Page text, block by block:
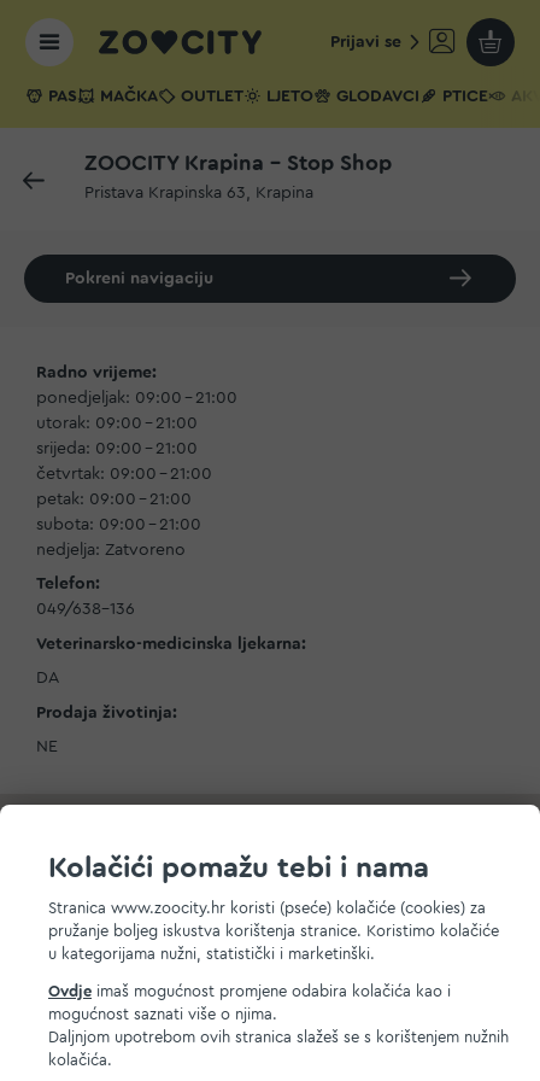
Kolačići pomažu tebi i nama
Stranica www.zoocity.hr koristi (pseće) kolačiće (cookies) za
pružanje boljeg iskustva korištenja stranice. Koristimo kolačiće
u kategorijama nužni, statistički i marketinški.
Ovdje imaš mogućnost promjene odabira kolačića kao i
mogućnost saznati više o njima.
Daljnjom upotrebom ovih stranica slažeš se s korištenjem nužnih
kolačića.
Prijavi se
Moja
PAS MAČKA OUTLET LJETO GLODAVCI PTICE
ZOOCITY Krapina - Stop Shop
Pristava Krapinska 63, Krapina
Pokreni navigaciju
Radno vrijeme:
ponedjeljak: 09:00 – 21:00
utorak: 09:00 – 21:00
srijeda: 09:00 – 21:00
četvrtak: 09:00 – 21:00
petak: 09:00 – 21:00
subota: 09:00 – 21:00
nedjelja: Zatvoreno
Telefon:
049/638-136
Veterinarsko-medicinska ljekarna:
DA
Prodaja životinja:
NE